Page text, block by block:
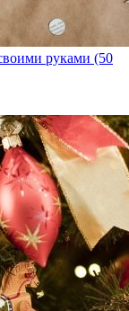
руками (50